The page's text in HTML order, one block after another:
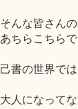
そんな皆さん
あちらこちら
己書の世界で
大人になって